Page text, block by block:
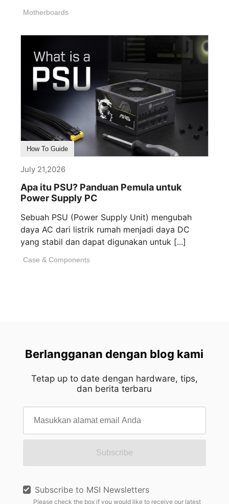
Motherboards
How To Guide
July 21,2026
Apa itu PSU? Panduan Pemula untuk
Power Supply PC
Sebuah PSU (Power Supply Unit) mengubah
daya AC dari listrik rumah menjadi daya DC
yang stabil dan dapat digunakan untuk [...]
Case & Components
Berlangganan dengan blog kami
Tetap up to date dengan hardware, tips,
dan berita terbaru
Subscribe
Subscribe to MSI Newsletters
Please check the box if you would like to receive our latest